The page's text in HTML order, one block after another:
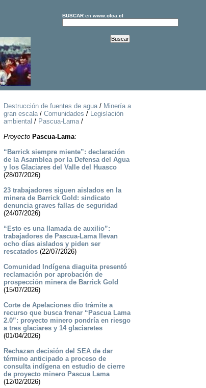
BUSCARen www.olca.cl
Destrucción de fuentes de agua/ Minería a
gran escala/ Comunidades / Legislación
ambiental / Pascua-Lama/
Proyecto Pascua-Lama:
“Barrick siempre miente”: declaración
de la Asamblea por la Defensa del Agua
y los Glaciares del Valle del Huasco
(28/07/2026)
23 trabajadores siguen aislados en la
minera de Barrick Gold: sindicato
denuncia graves fallas de seguridad
(24/07/2026)
“Esto es una llamada de auxilio”:
trabajadores de Pascua-Lama llevan
ocho días aislados y piden ser
rescatados(22/07/2026)
Comunidad Indígena diaguita presentó
reclamación por aprobación de
prospección minera de Barrick Gold
(15/07/2026)
Corte de Apelaciones dio trámite a
recurso que busca frenar “Pascua Lama
2.0”: proyecto minero pondría en riesgo
a tres glaciares y 14 glaciaretes
(01/04/2026)
Rechazan decisión del SEA de dar
término anticipado a proceso de
consulta indígena en estudio de cierre
de proyecto minero Pascua Lama
(12/02/2026)